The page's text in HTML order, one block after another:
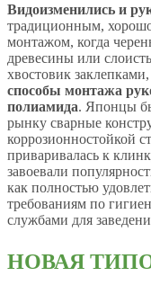
Видоизменились и
традиционным,
монтажом, когда
древесины или
хвостовик
способы монтажа
полиамида. Японцы
рынку сварные
коррозионностойкой
приваривалась к
завоевали
как полностью
требованиям по
службами для
НОВАЯ